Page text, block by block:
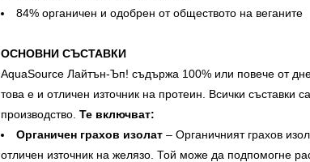
84% органичен и одобрен от обществото на веганите
ОСНОВНИ СЪСТАВКИ
AquaSource Лайтън-Ъп! съдържа 100% или повече от
това е и отличен източник на протеин. Всички съставки
производство. Те включват:
Органичен грахов изолат – Органичният грахов
отличен източник на желязо. Той може да подпомогне